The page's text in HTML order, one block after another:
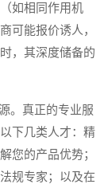
如相同作用机
可能报价诱人，
，其深度储备的
。真正的专业服
下几类人才：精
您的产品优势；
规专家；以及在